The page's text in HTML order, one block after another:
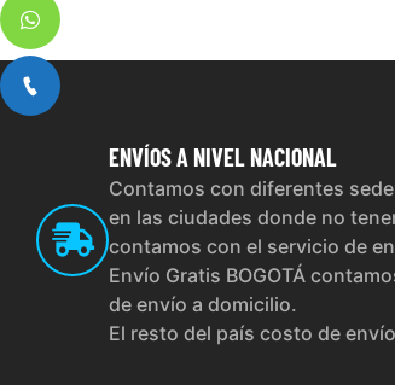
ENVÍOSA NIVEL NACIONAL
Contamos con diferentes
en las ciudades donde no
contamos con el servicio de
Envío Gratis BOGOTÁ
de envío a domicilio.
El resto del país costo de